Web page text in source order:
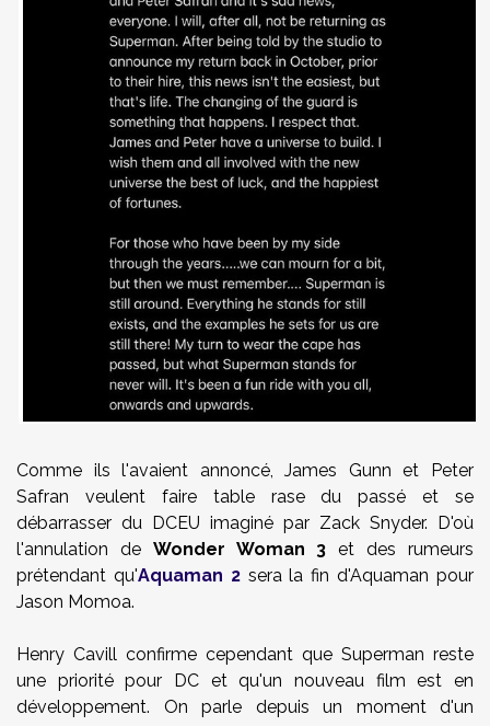
Comme ils l'avaient annoncé, James Gunn et Peter
Safran veulent faire table rase du passé et se
débarrasser du DCEU imaginé par Zack Snyder. D'où
l'annulation de Wonder Woman 3 et des rumeurs
prétendant qu'Aquaman 2sera la fin d'Aquaman pour
Jason Momoa.
Henry Cavill confirme cependant que Superman reste
une priorité pour DC et qu'un nouveau film est en
développement. On parle depuis un moment d'un